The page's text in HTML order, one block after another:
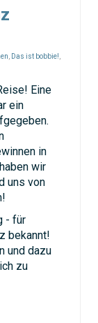
Das ist bobbie!
Eine
ein
in
wir
uns von
- für
bekannt!
und dazu
zu